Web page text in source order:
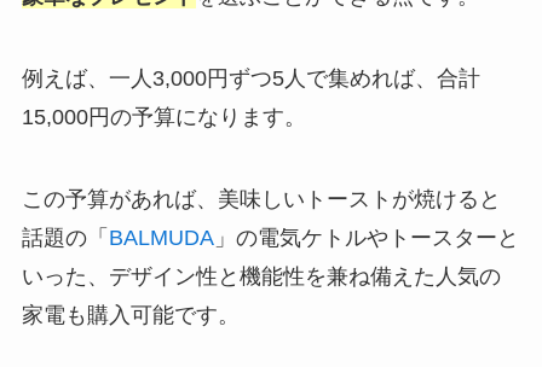
例えば、一人3,000円ずつ5人で集めれば、合計
15,000円の予算になります。
この予算があれば、美味しいトーストが焼けると
話題の「 BALMUDA」の電気ケトルやトースターと
いった、デザイン性と機能性を兼ね備えた人気の
家電も購入可能です。